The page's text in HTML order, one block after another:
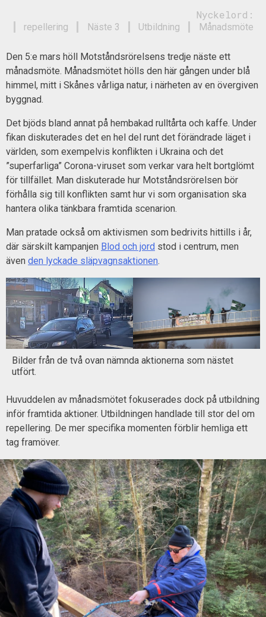
Nyckelord:
Månadsmöte
Utbildning
Näste 3
repellering
Den 5:e mars höll Motståndsrörelsens tredje näste ett
månadsmöte. Månadsmötet hölls den här gången under blå
himmel, mitt i Skånes vårliga natur, i närheten av en övergiven
byggnad.
Det bjöds bland annat på hembakad rulltårta och kaffe. Under
fikan diskuterades det en hel del runt det förändrade läget i
världen, som exempelvis konflikten i Ukraina och det
”superfarliga” Corona-viruset som verkar vara helt bortglömt
för tillfället. Man diskuterade hur Motståndsrörelsen bör
förhålla sig till konflikten samt hur vi som organisation ska
hantera olika tänkbara framtida scenarion.
Man pratade också om aktivismen som bedrivits hittills i år,
där särskilt kampanjen Blod och jord stod i centrum, men
även den lyckade släpvagnsaktionen.
Bilder från de två ovan nämnda aktionerna som nästet
utfört.
Huvuddelen av månadsmötet fokuserades dock på utbildning
inför framtida aktioner. Utbildningen handlade till stor del om
repellering. De mer specifika momenten förblir hemliga ett
tag framöver.